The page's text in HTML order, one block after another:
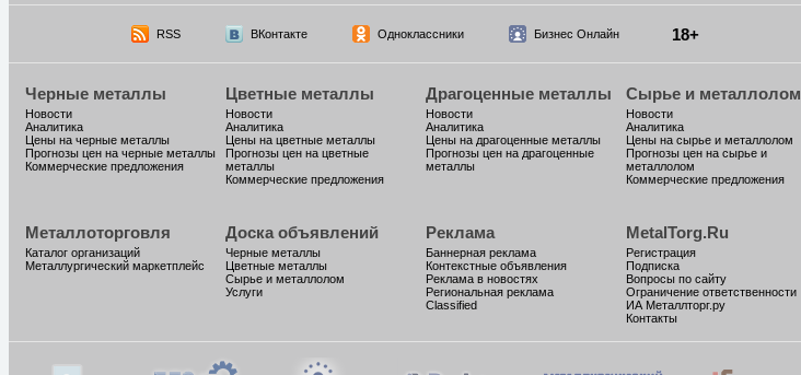
RSS ВКонтакте Одноклассники Бизнес Онлайн 18+
Черные металлы
Новости
Аналитика
Цены на черные металлы
Прогнозы цен на черные металлы
Коммерческие предложения
Цветные металлы
Новости
Аналитика
Цены на цветные металлы
Прогнозы цен на цветные
металлы
Коммерческие предложения
Драгоценные металлы
Новости
Аналитика
Цены на драгоценные металлы
Прогнозы цен на драгоценные
металлы
Сырье и металлолом
Новости
Аналитика
Цены на сырье и металлолом
Прогнозы цен на сырье и
металлолом
Коммерческие предложения
Металлоторговля
Каталог организаций
Металлургический маркетплейс
Доска объявлений
Черные металлы
Цветные металлы
Сырье и металлолом
Услуги
Реклама
Баннерная реклама
Контекстные объявления
Реклама в новостях
Региональная реклама
Classified
MetalTorg.Ru
Регистрация
Подписка
Вопросы по сайту
Ограничение ответственности
ИА Металлторг.ру
Контакты